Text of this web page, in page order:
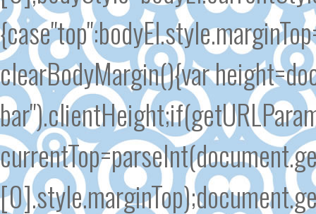
clearBodyMargin(){var